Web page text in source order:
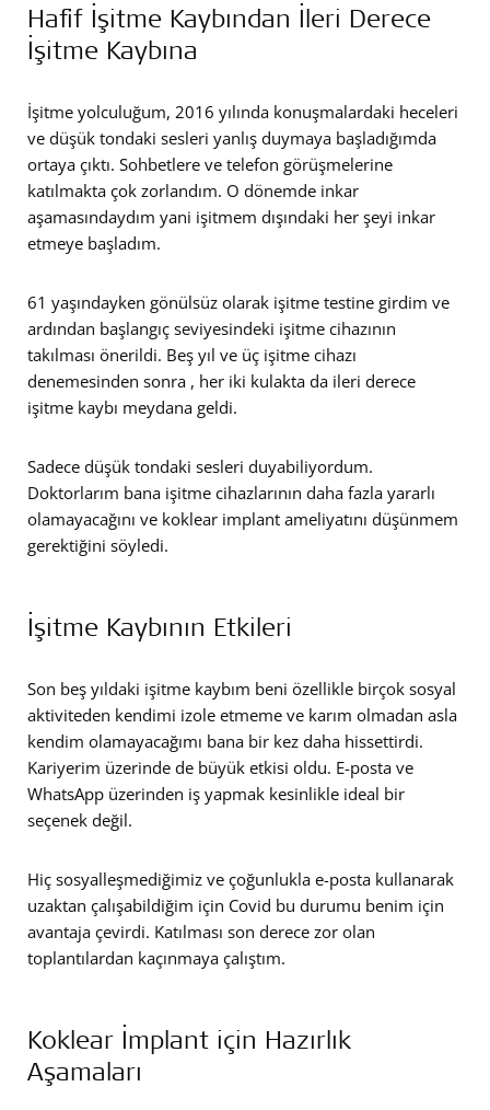
Hafif İşitme Kaybından İleri Derece
İşitme Kaybına
İşitme yolculuğum, 2016 yılında konuşmalardaki heceleri
ve düşük tondaki sesleri yanlış duymaya başladığımda
ortaya çıktı. Sohbetlere ve telefon görüşmelerine
katılmakta çok zorlandım. O dönemde inkar
aşamasındaydım yani işitmem dışındaki her şeyi inkar
etmeye başladım.
61 yaşındayken gönülsüz olarak işitme testine girdim ve
ardından başlangıç seviyesindeki işitme cihazının
takılması önerildi. Beş yıl ve üç işitme cihazı
denemesinden sonra , her iki kulakta da ileri derece
işitme kaybı meydana geldi.
Sadece düşük tondaki sesleri duyabiliyordum.
Doktorlarım bana işitme cihazlarının daha fazla yararlı
olamayacağını ve koklear implant ameliyatını düşünmem
gerektiğini söyledi.
İşitme Kaybının Etkileri
Son beş yıldaki işitme kaybım beni özellikle birçok sosyal
aktiviteden kendimi izole etmeme ve karım olmadan asla
kendim olamayacağımı bana bir kez daha hissettirdi.
Kariyerim üzerinde de büyük etkisi oldu. E-posta ve
WhatsApp üzerinden iş yapmak kesinlikle ideal bir
seçenek değil.
Hiç sosyalleşmediğimiz ve çoğunlukla e-posta kullanarak
uzaktan çalışabildiğim için Covid bu durumu benim için
avantaja çevirdi. Katılması son derece zor olan
toplantılardan kaçınmaya çalıştım.
Koklear İmplant için Hazırlık
Aşamaları